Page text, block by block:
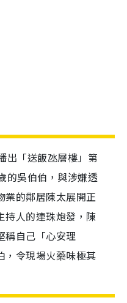
出「送飯氹層樓」第
的吳伯伯，與涉嫌透
業的鄰居陳太展開正
持人的連珠炮發，陳
稱自己「心安理
，令現場火藥味極其